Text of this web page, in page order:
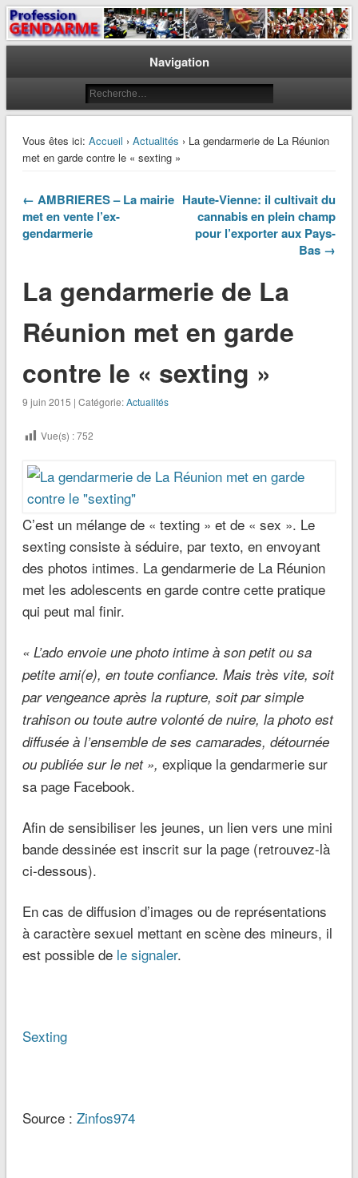
Profession Gendarme
Le journal des gendarmes
Navigation
Vous êtes ici: Accueil › Actualités › La gendarmerie de La Réunion
met en garde contre le « sexting »
← AMBRIERES – La mairie
met en vente l’ex-
gendarmerie
Haute-Vienne: il cultivait du
cannabis en plein champ
pour l’exporter aux Pays-
Bas →
La gendarmerie de La
Réunion met en garde
contre le « sexting »
9 juin 2015 | Catégorie:Actualités
Vue(s) :752
C’est un mélange de « texting » et de « sex ». Le
sexting consiste à séduire, par texto, en envoyant
des photos intimes. La gendarmerie de La Réunion
met les adolescents en garde contre cette pratique
qui peut mal finir.
« L’ado envoie une photo intime à son petit ou sa
petite ami(e), en toute confiance. Mais très vite, soit
par vengeance après la rupture, soit par simple
trahison ou toute autre volonté de nuire, la photo est
diffusée à l’ensemble de ses camarades, détournée
ou publiée sur le net », explique la gendarmerie sur
sa page Facebook.
Afin de sensibiliser les jeunes, un lien vers une mini
bande dessinée est inscrit sur la page (retrouvez-là
ci-dessous).
En cas de diffusion d’images ou de représentations
à caractère sexuel mettant en scène des mineurs, il
est possible de le signaler.
Sexting
Source : Zinfos974